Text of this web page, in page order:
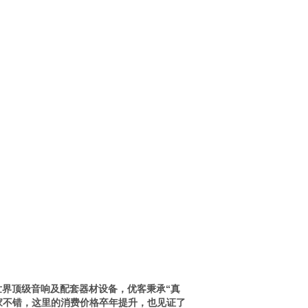
顶​‌‌级音响及配套器材设备，优客秉承“真
错，这里的消费价格卒年提升，也见证了